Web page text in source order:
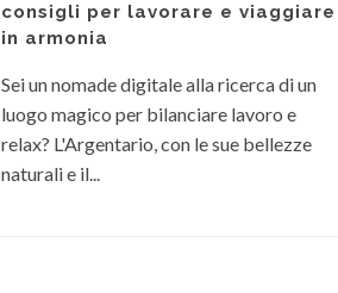
consigli per lavorare e viaggiare
in armonia
Sei un nomade digitale alla ricerca di un
luogo magico per bilanciare lavoro e
relax? L'Argentario, con le sue bellezze
naturali e il...